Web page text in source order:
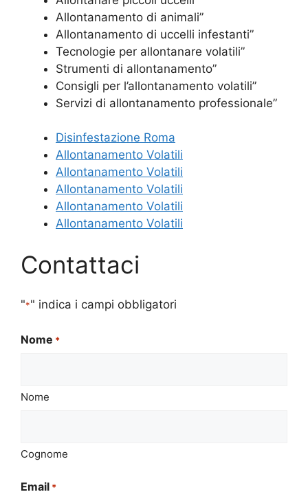
Allontanamento di animali”
Allontanamento di uccelli infestanti”
Tecnologie per allontanare volatili”
Strumenti di allontanamento”
Consigli per l’allontanamento volatili”
Servizi di allontanamento professionale”
Disinfestazione Roma
Allontanamento Volatili
Allontanamento Volatili
Allontanamento Volatili
Allontanamento Volatili
Allontanamento Volatili
Contattaci
"*" indica i campi obbligatori
Nome *
Nome
Cognome
Email *